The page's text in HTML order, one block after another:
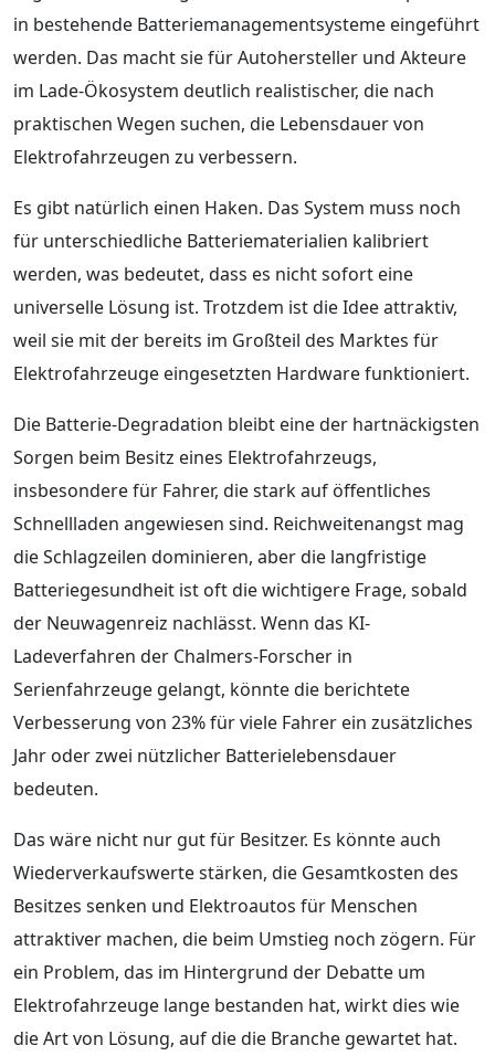
in bestehende Batteriemanagementsysteme eingeführt
werden. Das macht sie für Autohersteller und Akteure
im Lade-Ökosystem deutlich realistischer, die nach
praktischen Wegen suchen, die Lebensdauer von
Elektrofahrzeugen zu verbessern.
Es gibt natürlich einen Haken. Das System muss noch
für unterschiedliche Batteriematerialien kalibriert
werden, was bedeutet, dass es nicht sofort eine
universelle Lösung ist. Trotzdem ist die Idee attraktiv,
weil sie mit der bereits im Großteil des Marktes für
Elektrofahrzeuge eingesetzten Hardware funktioniert.
Die Batterie-Degradation bleibt eine der hartnäckigsten
Sorgen beim Besitz eines Elektrofahrzeugs,
insbesondere für Fahrer, die stark auf öffentliches
Schnellladen angewiesen sind. Reichweitenangst mag
die Schlagzeilen dominieren, aber die langfristige
Batteriegesundheit ist oft die wichtigere Frage, sobald
der Neuwagenreiz nachlässt. Wenn das KI-
Ladeverfahren der Chalmers-Forscher in
Serienfahrzeuge gelangt, könnte die berichtete
Verbesserung von 23% für viele Fahrer ein zusätzliches
Jahr oder zwei nützlicher Batterielebensdauer
bedeuten.
Das wäre nicht nur gut für Besitzer. Es könnte auch
Wiederverkaufswerte stärken, die Gesamtkosten des
Besitzes senken und Elektroautos für Menschen
attraktiver machen, die beim Umstieg noch zögern. Für
ein Problem, das im Hintergrund der Debatte um
Elektrofahrzeuge lange bestanden hat, wirkt dies wie
die Art von Lösung, auf die die Branche gewartet hat.